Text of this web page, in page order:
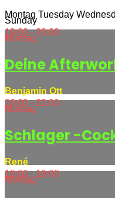
Montag Tuesday
Sunday
19:00 - 20:00
Montag
Deine
Benjamin Ott
20:00 - 22:00
Montag
Schlager -
René
18:00 - 19:00
Montag